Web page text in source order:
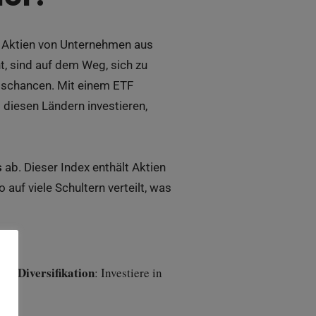
von Unternehmen aus
sind auf dem Weg, sich zu
Mit einem ETF
Ländern investieren,
ab. Dieser Index enthält Aktien
auf viele Schultern verteilt, was
Diversifikation: Investiere in